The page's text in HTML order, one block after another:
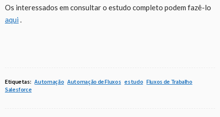
Os interessados em consultar o estudo completo podem fazê-lo
aqui .
Etiquetas: Automação Automação de Fluxos estudo Fluxos de Trabalho
Salesforce